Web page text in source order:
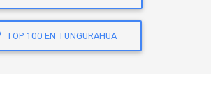
TOP 100 EN TUNGURAHUA